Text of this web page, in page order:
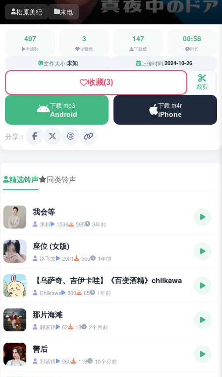
松原美纪 来电
497
播放数
3
收藏数
147
下载数
00:58
时长
文件大小:未知 上传时间:2024-10-26
收藏(3) 裁剪
下载 mp3
Android
下载 m4r
iPhone
分享：
精选铃声 同类铃声
我会等
承桓 1536 595 3年前
座位 (女版)
路飞文 2901 555 1年前
【乌萨奇、吉伊卡哇】《百变酒精》chiikawa
Chiikawa 500 65 1年前
那片海滩
郭家玮 62 18 2个月前
善后
邓紫棋 960 118 10个月前